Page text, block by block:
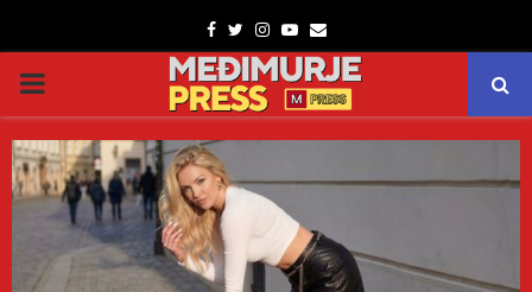
Facebook
TwitterInstagram
Youtube
Email
PRIMARY
MENU